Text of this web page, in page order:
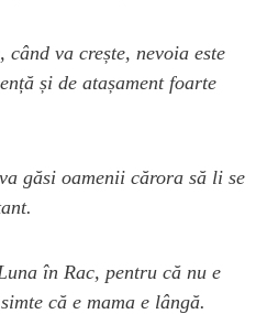
va crește, nevoia este
și de atașament foarte
găsi oamenii cărora să li se
în Rac, pentru că nu e
că e mama e lângă.